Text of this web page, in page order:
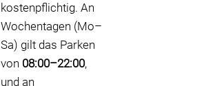
kostenpflichtig. An
Wochentagen (Mo–
Sa) gilt das Parken
von 08:00–22:00,
und an